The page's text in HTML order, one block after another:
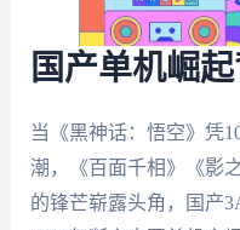
国产单机崛
当《黑神话：悟空》凭
潮，《百面千相》《影
的锋芒崭露头角，国产